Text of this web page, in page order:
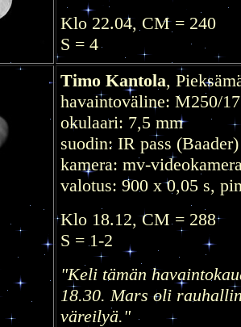
Klo 22.04, CM = 240
S = 4
Timo Kantola,
havaintoväline: M250/
okulaari: 7,5 mm
suodin: IR pass (Baader)
kamera: mv-
valotus: 900 x 0,05 s,
Klo 18.12, CM = 288
S = 1-2
"Keli tämän
18.30. Mars oli
väreilyä."